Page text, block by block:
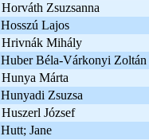
Horváth Zsuzsanna
Hosszú Lajos
Hrivnák Mihály
Huber Béla-Várkonyi Zoltán
Hunya Márta
Hunyadi Zsuzsa
Huszerl József
Hutt; Jane